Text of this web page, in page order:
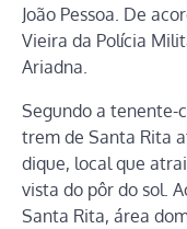
João Pessoa. De
Vieira da Polícia
Ariadna.
Segundo a tenente-
trem de Santa Rita
dique, local que
vista do pôr do sol.
Santa Rita, área